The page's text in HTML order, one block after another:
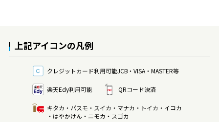
上記アイコンの凡例
クレジットカード利用可能JCB・VISA・MASTER等
楽天Edy利用可能 QRコード決済
キタカ・パスモ・スイカ・マナカ・トイカ・イコカ
・はやかけん・ニモカ・スゴカ